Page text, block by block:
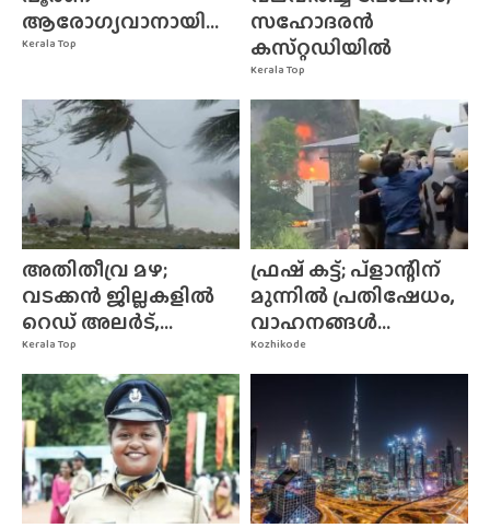
Kerala Top
ആരോഗ്യവാനായി...
Kerala Top
സഹോദരൻ
കസ്‌റ്റഡിയിൽ
Kerala Top
അതിതീവ്ര മഴ;
വടക്കൻ ജില്ലകളിൽ
റെഡ് അലർട്,...
Kozhikode
ഫ്രഷ് കട്ട്; പ്ളാന്റിന്
മുന്നിൽ പ്രതിഷേധം,
വാഹനങ്ങൾ...